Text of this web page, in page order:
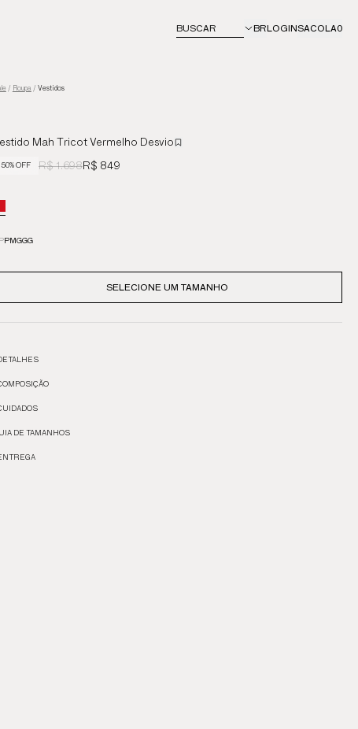
BUSCAR BRLOGINSACOLA0
/ Roupa/ Vestidos
Mah Tricot Vermelho Desvio
50% OFF R$ 1.698R$ 849
PMGGG
SELECIONE UM TAMANHO
DE TAMANHOS